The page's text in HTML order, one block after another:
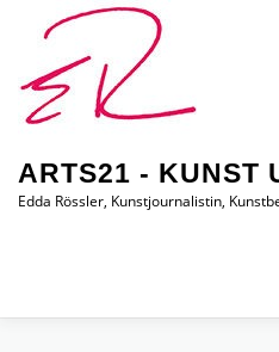
ARTS21 - KUNST
Edda Rössler, Kunstjournalistin,